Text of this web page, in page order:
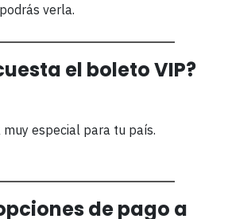
verla.
el boleto VIP?
especial para tu país.
de pago a